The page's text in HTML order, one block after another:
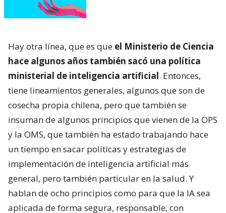
Hay otra línea, que es que el Ministerio de Ciencia
hace algunos años también sacó una política
ministerial de inteligencia artificial. Entonces,
tiene lineamientos generales, algunos que son de
cosecha propia chilena, pero que también se
insuman de algunos principios que vienen de la OPS
y la OMS, que también ha estado trabajando hace
un tiempo en sacar políticas y estrategias de
implementación de inteligencia artificial más
general, pero también particular en la salud. Y
hablan de ocho principios como para que la IA sea
aplicada de forma segura, responsable, con